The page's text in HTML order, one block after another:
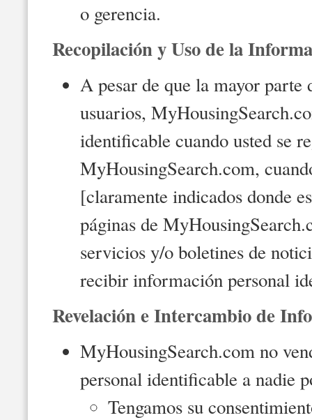
o gerencia.
Recopilación y Uso de la
A pesar de que la mayor parte
usuarios,
identificable cuando usted se
MyHousingSearch.com,
[claramente indicados donde
páginas de
servicios y/o boletines de
recibir información personal
Revelación e Intercambio de
MyHousingSearch.com no
personal identificable a nadie
Tengamos su